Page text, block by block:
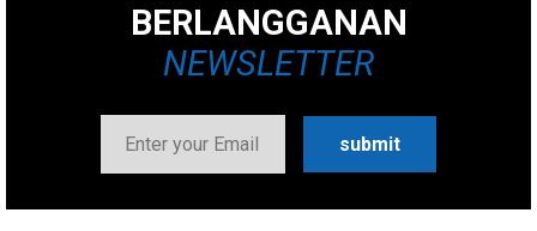
BERLANGGANAN
NEWSLETTER